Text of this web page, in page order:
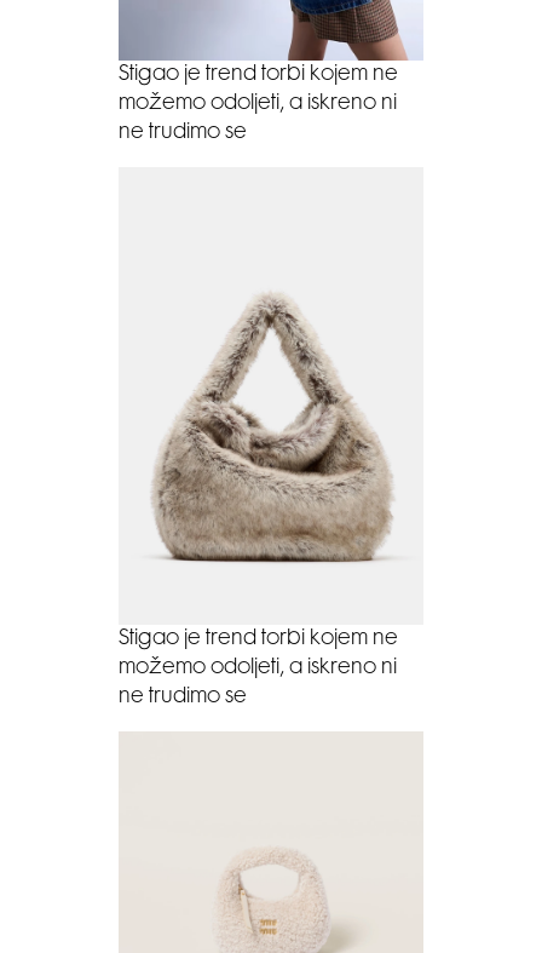
Stigao je trend torbi kojem ne
možemo odoljeti, a iskreno ni
ne trudimo se
Stigao je trend torbi kojem ne
možemo odoljeti, a iskreno ni
ne trudimo se